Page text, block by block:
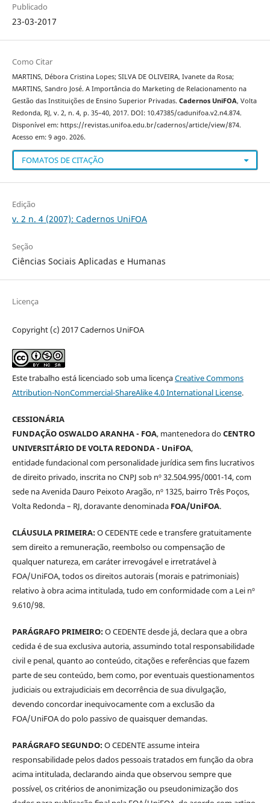
Publicado
23-03-2017
Como Citar
MARTINS, Débora Cristina Lopes; SILVA DE OLIVEIRA, Ivanete da Rosa;
MARTINS, Sandro José. A Importância do Marketing de Relacionamento na
Gestão das Instituições de Ensino Superior Privadas. Cadernos UniFOA, Volta
Redonda, RJ, v. 2, n. 4, p. 35–40, 2017. DOI: 10.47385/cadunifoa.v2.n4.874.
Disponível em: https://revistas.unifoa.edu.br/cadernos/article/view/874.
Acesso em: 9 ago. 2026.
FOMATOS DE CITAÇÃO
Edição
v. 2 n. 4 (2007): Cadernos UniFOA
Seção
Ciências Sociais Aplicadas e Humanas
Licença
Copyright (c) 2017 Cadernos UniFOA
Este trabalho está licenciado sob uma licençaCreative Commons
Attribution-NonCommercial-ShareAlike 4.0 International License.
CESSIONÁRIA
FUNDAÇÃO OSWALDO ARANHA - FOA, mantenedora doCENTRO
UNIVERSITÁRIO DE VOLTA REDONDA - UniFOA,
entidade fundacional com personalidade jurídica sem fins lucrativos
de direito privado, inscrita no CNPJ sob nº 32.504.995/0001-14, com
sede na Avenida Dauro Peixoto Aragão, nº 1325, bairro Três Poços,
Volta Redonda – RJ, doravante denominada FOA/UniFOA.
CLÁUSULA PRIMEIRA:O CEDENTE cede e transfere gratuitamente
sem direito a remuneração, reembolso ou compensação de
qualquer natureza, em caráter irrevogável e irretratável à
FOA/UniFOA, todos os direitos autorais (morais e patrimoniais)
relativo à obra acima intitulada, tudo em conformidade com a Lei nº
9.610/98.
PARÁGRAFO PRIMEIRO:O CEDENTE desde já, declara que a obra
cedida é de sua exclusiva autoria, assumindo total responsabilidade
civil e penal, quanto ao conteúdo, citações e referências que fazem
parte de seu conteúdo, bem como, por eventuais questionamentos
judiciais ou extrajudiciais em decorrência de sua divulgação,
devendo concordar inequivocamente com a exclusão da
FOA/UniFOA do polo passivo de quaisquer demandas.
PARÁGRAFO SEGUNDO:O CEDENTE assume inteira
responsabilidade pelos dados pessoais tratados em função da obra
acima intitulada, declarando ainda que observou sempre que
possível, os critérios de anonimização ou pseudonimização dos